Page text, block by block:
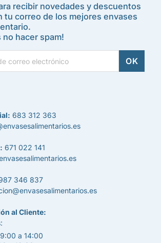
recibir novedades y descuentos
tu correo de los mejores envases
no hacer spam!
683 312 363
671 022 141
346 837
al Cliente:
a 14:00